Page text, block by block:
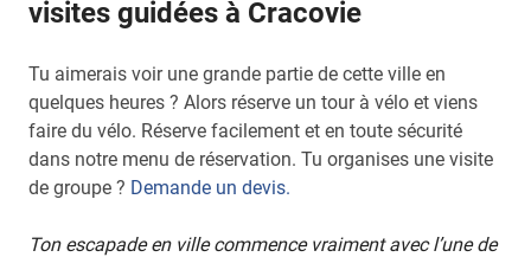
visites guidées à Cracovie
Tu aimerais voir une grande partie de cette ville en
quelques heures ? Alors réserve un tour à vélo et viens
faire du vélo. Réserve facilement et en toute sécurité
dans notre menu de réservation. Tu organises une visite
de groupe ? Demande un devis.
Ton escapade en ville commence vraiment avec l’une de